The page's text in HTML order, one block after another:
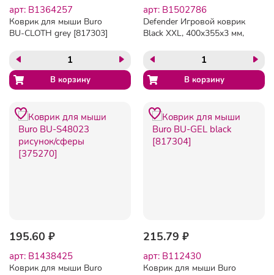
арт: B1364257
Коврик для мыши Buro
BU-CLOTH grey [817303]
арт: B1502786
Defender Игровой коврик
Black XXL, 400x355x3 мм,
195.60 ₽
арт: B1438425
Коврик для мыши Buro
215.79 ₽
арт: B112430
Коврик для мыши Buro